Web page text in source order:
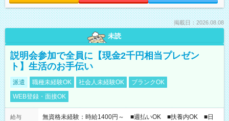
掲載日：2026.08.08
未読
説明会参加で全員に【現金2千円相当プレゼン
ト】生活のお手伝い
派遣 職種未経験OK 社会人未経験OK
ブランクOK
WEB登録・面接OK
給与
無資格未経験：時給1400円～ ■週払いOK ■扶養内OK ■日